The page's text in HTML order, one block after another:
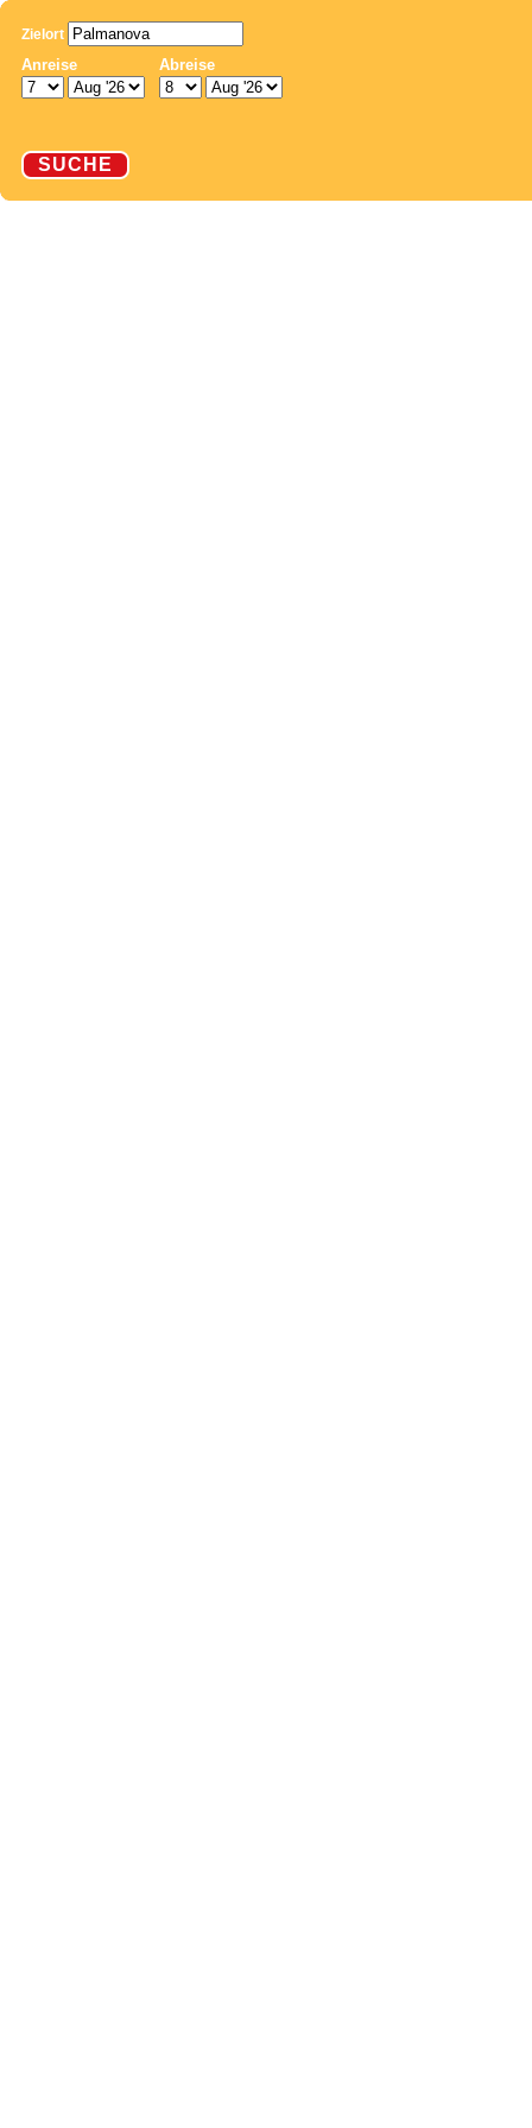
Zielort
Anreise Abreise
SUCHE